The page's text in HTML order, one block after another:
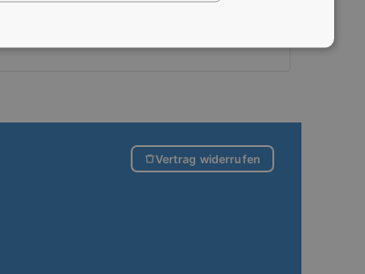
Vertrag widerrufen